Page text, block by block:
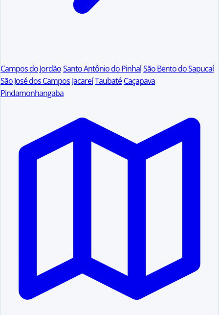
Campos do JordãoSanto Antônio do PinhalSão Bento do Sapucaí
São José dos Campos JacareíTaubaté Caçapava
Pindamonhangaba